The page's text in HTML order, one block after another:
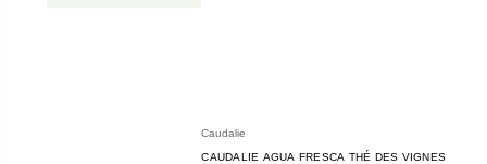
Caudalie
CAUDALIE AGUA FRESCA THÉ DES VIGNES